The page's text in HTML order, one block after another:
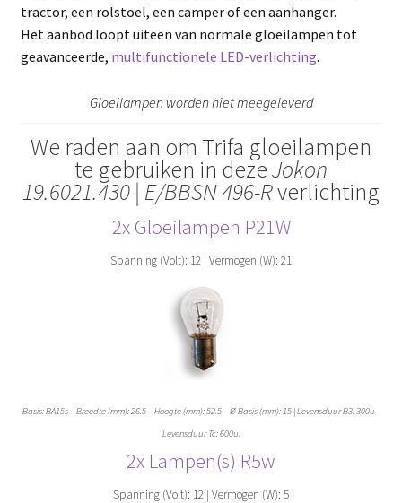
tractor, een rolstoel, een camper of een aanhanger.
Het aanbod loopt uiteen van normale gloeilampen tot
geavanceerde, multifunctionele LED-verlichting.
Gloeilampen worden niet meegeleverd
We raden aan om Trifa gloeilampen
te gebruiken in dezeJokon
19.6021.430 | E/BBSN 496-Rverlichting
2x Gloeilampen P21W
Spanning (Volt): 12 | Vermogen (W): 21
Basis: BA15s – Breedte (mm): 26.5 – Hoogte (mm): 52.5 – Ø Basis (mm): 15 | Levensduur B3: 300u -
Levensduur Tc: 600u.
2x Lampen(s) R5w
Spanning (Volt): 12 | Vermogen (W): 5